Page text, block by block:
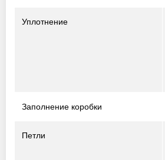
Уплотнение
Заполнение коробки
Петли